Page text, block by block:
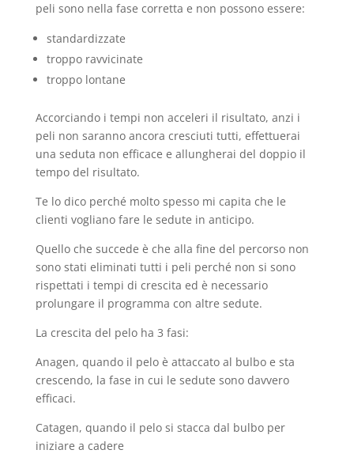
peli sono nella fase corretta e non possono essere:
standardizzate
troppo ravvicinate
troppo lontane
Accorciando i tempi non acceleri il risultato, anzi i
peli non saranno ancora cresciuti tutti, effettuerai
una seduta non efficace e allungherai del doppio il
tempo del risultato.
Te lo dico perché molto spesso mi capita che le
clienti vogliano fare le sedute in anticipo.
Quello che succede è che alla fine del percorso non
sono stati eliminati tutti i peli perché non si sono
rispettati i tempi di crescita ed è necessario
prolungare il programma con altre sedute.
La crescita del pelo ha 3 fasi:
Anagen, quando il pelo è attaccato al bulbo e sta
crescendo, la fase in cui le sedute sono davvero
efficaci.
Catagen, quando il pelo si stacca dal bulbo per
iniziare a cadere